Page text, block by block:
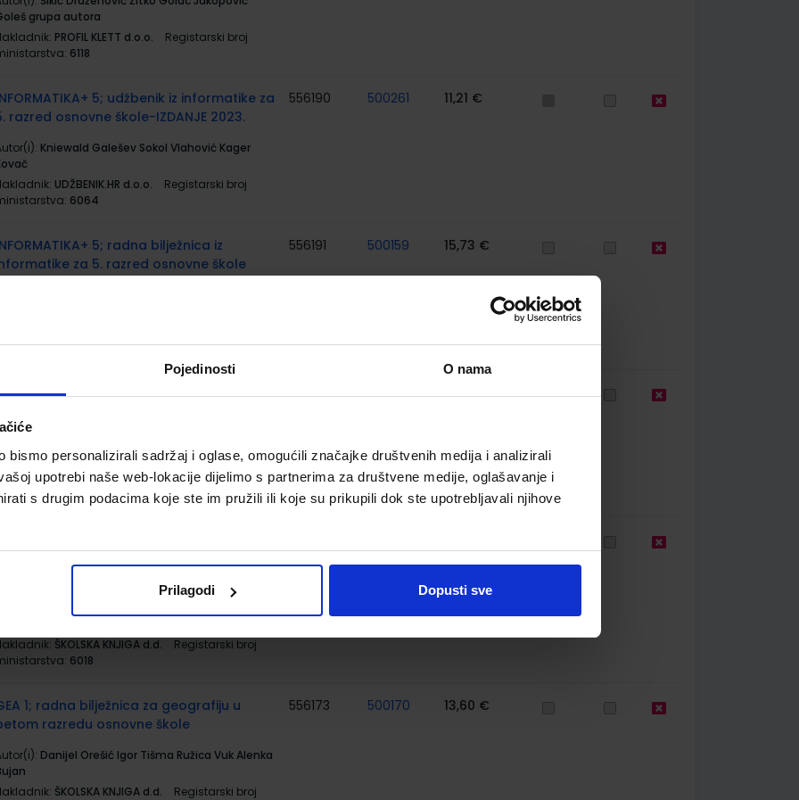
Pojedinosti O nama
bismo personalizirali sadržaj i oglase, omogućili značajke društvenih medija i analizirali
upotrebi naše web-lokacije dijelimo s partnerima za društvene medije, oglašavanje i
s drugim podacima koje ste im pružili ili koje su prikupili dok ste upotrebljavali njihove
Prilagodi Dopusti sve
grupa autora
PROFIL KLETT d.o.o.
Registarski broj
6118
5; udžbenik iz informatike za
razred osnovne škole-IZDANJE 2023.
Kniewald Galešev Sokol Vlahović Kager
UDŽBENIK.HR d.o.o.
Registarski broj
6064
556190 500261 11,21 €
5; radna bilježnica iz
za 5. razred osnovne škole
6064-DOM
556191 500159 15,73 €
5; udžbenik iz prirode za 5. razred
PROFIL KLETT d.o.o.
Registarski broj
6142
556159 500261 8,41 €
ŠKOLSKA KNJIGA d.d.
Registarski broj
6018
1; radna bilježnica za geografiju u
razredu osnovne škole
Danijel Orešić Igor Tišma Ružica Vuk Alenka
ŠKOLSKA KNJIGA d.d.
Registarski broj
556173 500170 13,60 €